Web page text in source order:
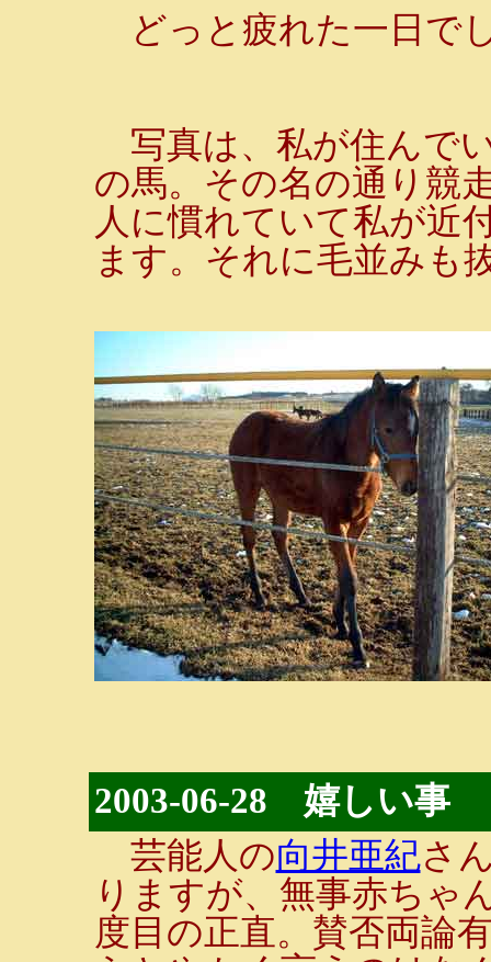
どっと疲れた一日で
写真は、私が住んで
の馬。その名の通り競
人に慣れていて私が近
ます。それに毛並みも
2003-06-28 嬉しい事
芸能人の向井亜紀さ
りますが、無事赤ちゃ
度目の正直。賛否両論